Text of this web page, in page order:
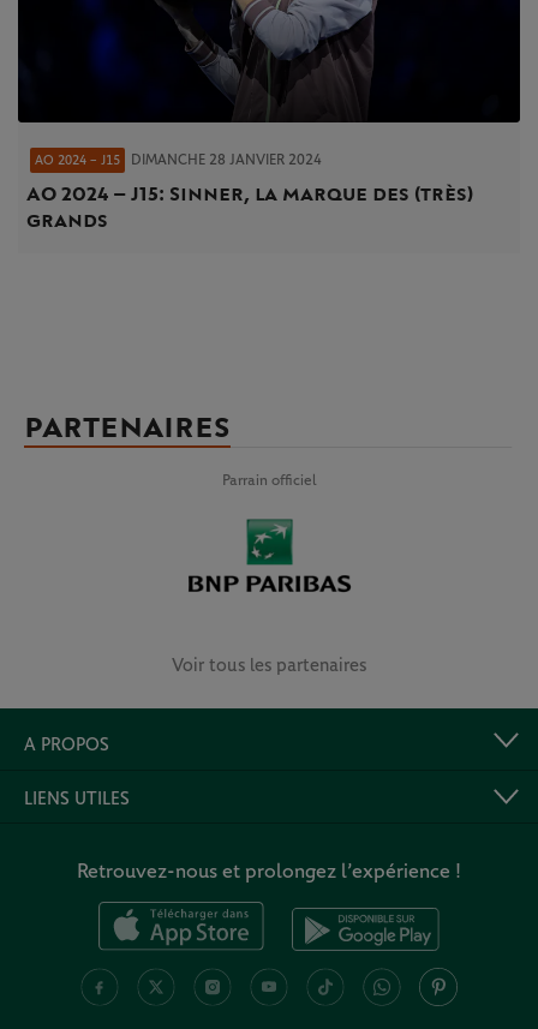
AO 2024 – J15 DIMANCHE 28 JANVIER 2024
AO 2024 – J15 : Sinner, la marque des (très)
grands
PARTENAIRES
Parrain officiel
Voir tous les partenaires
A PROPOS
LIENS UTILES
Retrouvez-nous et prolongez l’expérience !